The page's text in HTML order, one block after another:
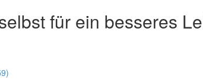
für ein besseres